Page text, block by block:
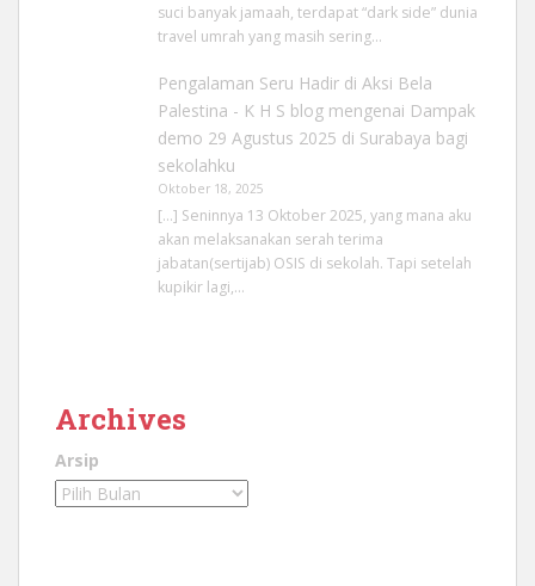
suci banyak jamaah, terdapat “dark side” dunia
travel umrah yang masih sering…
Pengalaman Seru Hadir di Aksi Bela
Palestina - K H S blogmengenai Dampak
demo 29 Agustus 2025 di Surabaya bagi
sekolahku
Oktober 18, 2025
[…] Seninnya 13 Oktober 2025, yang mana aku
akan melaksanakan serah terima
jabatan(sertijab) OSIS di sekolah. Tapi setelah
kupikir lagi,…
Archives
Arsip